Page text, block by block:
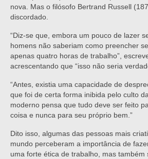
nova. Mas o filósofo Bertrand Russell
discordado.
“Diz-se que, embora um pouco de lazer
homens não saberiam como preencher
apenas quatro horas de trabalho”,
acrescentando que “isso não seria
“Antes, existia uma capacidade de
que foi de certa forma inibida pelo culto
moderno pensa que tudo deve ser feito
coisa e nunca para seu próprio bem.”
Dito isso, algumas das pessoas mais
mundo perceberam a importância de
uma forte ética de trabalho, mas também